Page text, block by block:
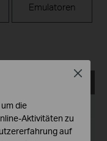
Emulatoren
13 die
Aktivitäten zu
auf
Close